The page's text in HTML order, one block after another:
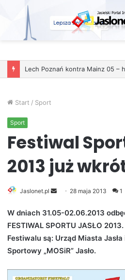
Start / Sport
Sport
Festiwal
2013 już
Jaslonet.pl
n
d
a
n
28 maja 2013 1
W dniach 31.05-02.06.2013
FESTIWAL SPORTU JASŁO
Festiwalu są: Urząd Miasta
Sportowy „MOSiR” Jasło.